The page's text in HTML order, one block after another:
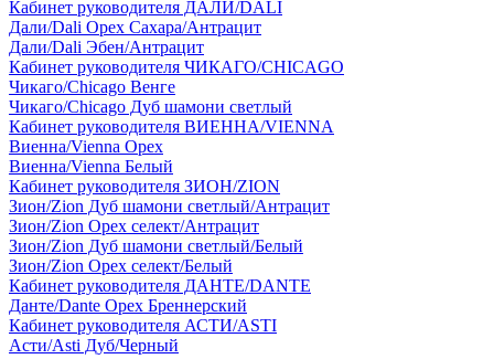
Кабинет руководителя ДАЛИ/DALI
Дали/Dali Орех Cахара/Антрацит
Дали/Dali Эбен/Антрацит
Кабинет руководителя ЧИКАГО/CHICAGO
Чикаго/Chicago Венге
Чикаго/Chicago Дуб шамони светлый
Кабинет руководителя ВИЕННА/VIENNA
Виенна/Vienna Орех
Виенна/Vienna Белый
Кабинет руководителя ЗИОН/ZION
Зион/Zion Дуб шамони светлый/Антрацит
Зион/Zion Орех селект/Антрацит
Зион/Zion Дуб шамони светлый/Белый
Зион/Zion Орех селект/Белый
Кабинет руководителя ДАНТЕ/DANTE
Данте/Dante Орех Бреннерский
Кабинет руководителя АСТИ/ASTI
Асти/Asti Дуб/Черный